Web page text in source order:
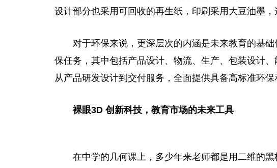
设计部分也采用可回收的再生纸，印刷采用大豆油墨，
对于环保来说，更深层次的内涵是未来教育的基
保任务，其中包括产品设计、物流、生产、包装设计
从产品研发设计到交付服务，全面提供具备高标准环保
裸眼3D 创新科技， 教育市场的未来工具
在中学的几何课上，多少年来老师都是用二维的